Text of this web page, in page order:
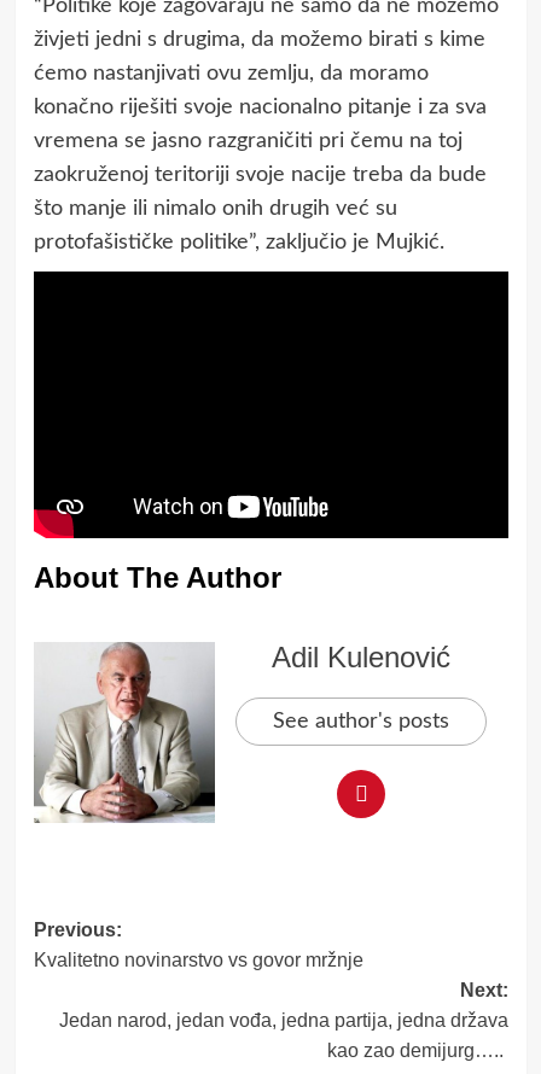
“Politike koje zagovaraju ne samo da ne možemo
živjeti jedni s drugima, da možemo birati s kime
ćemo nastanjivati ovu zemlju, da moramo
konačno riješiti svoje nacionalno pitanje i za sva
vremena se jasno razgraničiti pri čemu na toj
zaokruženoj teritoriji svoje nacije treba da bude
što manje ili nimalo onih drugih već su
protofašističke politike”, zaključio je Mujkić.
About The Author
Adil Kulenović
See author's posts
Post
navigation
Previous:
Kvalitetno novinarstvo vs govor mržnje
Next:
Jedan narod, jedan vođa, jedna partija, jedna država
kao zao demijurg…..